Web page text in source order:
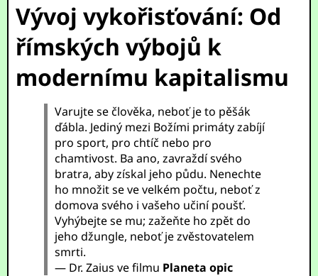
Vývoj vykořisťování: Od
římských výbojů k
modernímu kapitalismu
Varujte se člověka, neboť je to pěšák
ďábla. Jediný mezi Božími primáty zabíjí
pro sport, pro chtíč nebo pro
chamtivost. Ba ano, zavraždí svého
bratra, aby získal jeho půdu. Nenechte
ho množit se ve velkém počtu, neboť z
domova svého i vašeho učiní poušť.
Vyhýbejte se mu; zažeňte ho zpět do
jeho džungle, neboť je zvěstovatelem
smrti.
— Dr. Zaius ve filmu Planeta opic